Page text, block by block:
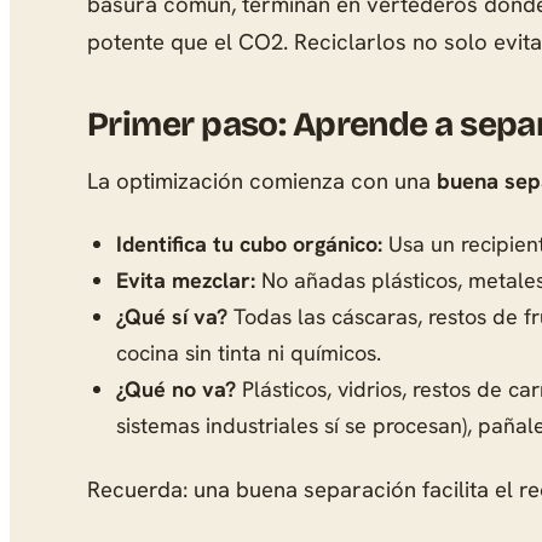
potente que el CO2. Reciclarlos no solo
Primer paso: Aprende a
La optimización comienza con una buena
Identifica tu cubo orgánico: Usa un
Evita mezclar: No añadas plásticos,
¿Qué sí va? Todas las cáscaras, restos de
cocina sin tinta ni químicos.
¿Qué no va? Plásticos, vidrios, restos de
sistemas industriales sí se procesan),
Recuerda: una buena separación facilita el